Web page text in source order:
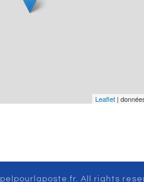
Leaflet |
All rights